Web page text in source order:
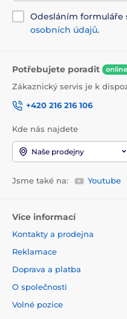
Odesláním formuláře
osobních údajů.
Potřebujete poradit online
Zákaznický servis je k
+420 216 216 106
Kde nás najdete
Naše prodejny
Jsme také na: Youtube
Více informací
Kontakty a prodejna
Reklamace
Doprava a platba
O společnosti
Volné pozice